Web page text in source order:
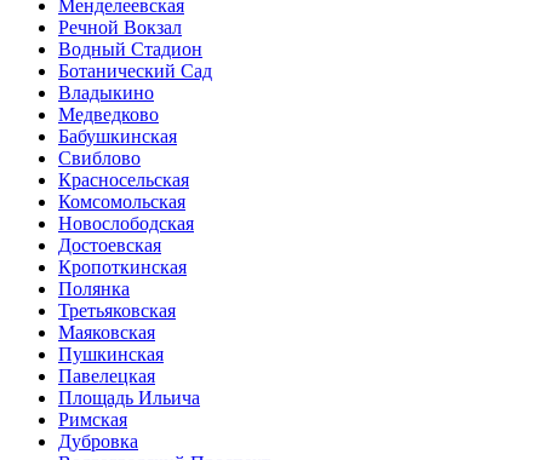
Менделеевская
Речной Вокзал
Водный Стадион
Ботанический Сад
Владыкино
Медведково
Бабушкинская
Свиблово
Красносельская
Комсомольская
Новослободская
Достоевская
Кропоткинская
Полянка
Третьяковская
Маяковская
Пушкинская
Павелецкая
Площадь Ильича
Римская
Дубровка